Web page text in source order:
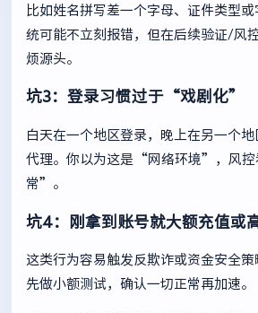
比如姓名拼写差一个字母、证件类型
统可能不立刻报错，但在后续验证/风
烦源头。
坑3：登录习惯过于“戏剧化”
白天在一个地区登录，晚上在另一个
代理。你以为这是“网络环境”，风
常”。
坑4：刚拿到账号就大额充值或
这类行为容易触发反欺诈或资金安全策
先做小额测试，确认一切正常再加速。